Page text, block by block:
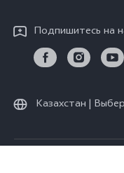
TWS 3e
Все модели
Стабильность
Подпишитесь на
Казахстан |